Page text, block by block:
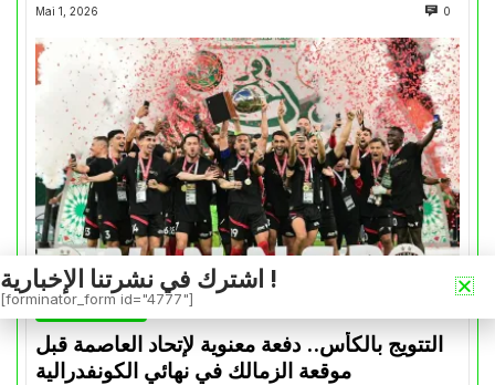
Mai 1, 2026 0
التتويج بالكأس.. دفعة معنوية لإتحاد العاصمة قبل
موقعة الزمالك في نهائي الكونفدرالية
اشترك في نشرتنا الإخبارية !
[forminator_form id="4777"]